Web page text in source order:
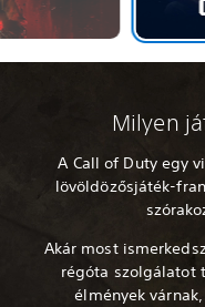
Milyen
A Call of Duty egy
lövöldözősjáték-
Akár most
régóta szolgálatot
élmények